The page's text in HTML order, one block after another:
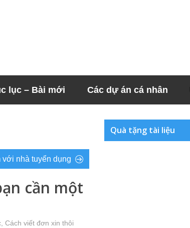
lục – Bài mới Các dự án cá nhân
nhà tuyển dụng
cần một
Cách viết đơn xin thôi
Quà tặng tài liệu